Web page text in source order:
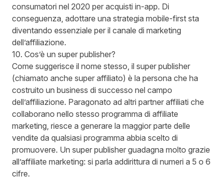
consumatori nel 2020 per acquisti in-app. Di
conseguenza, adottare una strategia mobile-first sta
diventando essenziale per il canale di marketing
dell’affiliazione.
10. Cos’è un super publisher?
Come suggerisce il nome stesso, il super publisher
(chiamato anche super affiliato) è la persona che ha
costruito un business di successo nel campo
dell’affiliazione. Paragonato ad altri partner affiliati che
collaborano nello stesso programma di affiliate
marketing, riesce a generare la maggior parte delle
vendite da qualsiasi programma abbia scelto di
promuovere. Un super publisher guadagna molto grazie
all’affiliate marketing: si parla addirittura di numeri a 5 o 6
cifre.